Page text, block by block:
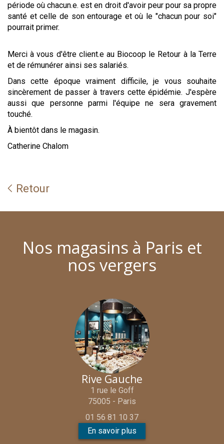
période où chacun.e. est en droit d'avoir peur pour sa propre
santé et celle de son entourage et où le "chacun pour soi"
pourrait primer.
Merci à vous d'être client.e au Biocoop le Retour à la Terre
et de rémunérer ainsi ses salariés.
Dans cette époque vraiment difficile, je vous souhaite
sincèrement de passer à travers cette épidémie. J'espère
aussi que personne parmi l'équipe ne sera gravement
touché.
À bientôt dans le magasin.
Catherine Chalom
Retour
Nos magasins à Paris et
nos vergers
Rive Gauche
1 rue le Goff
75005 - Paris
01 56 81 10 37
En savoir plus